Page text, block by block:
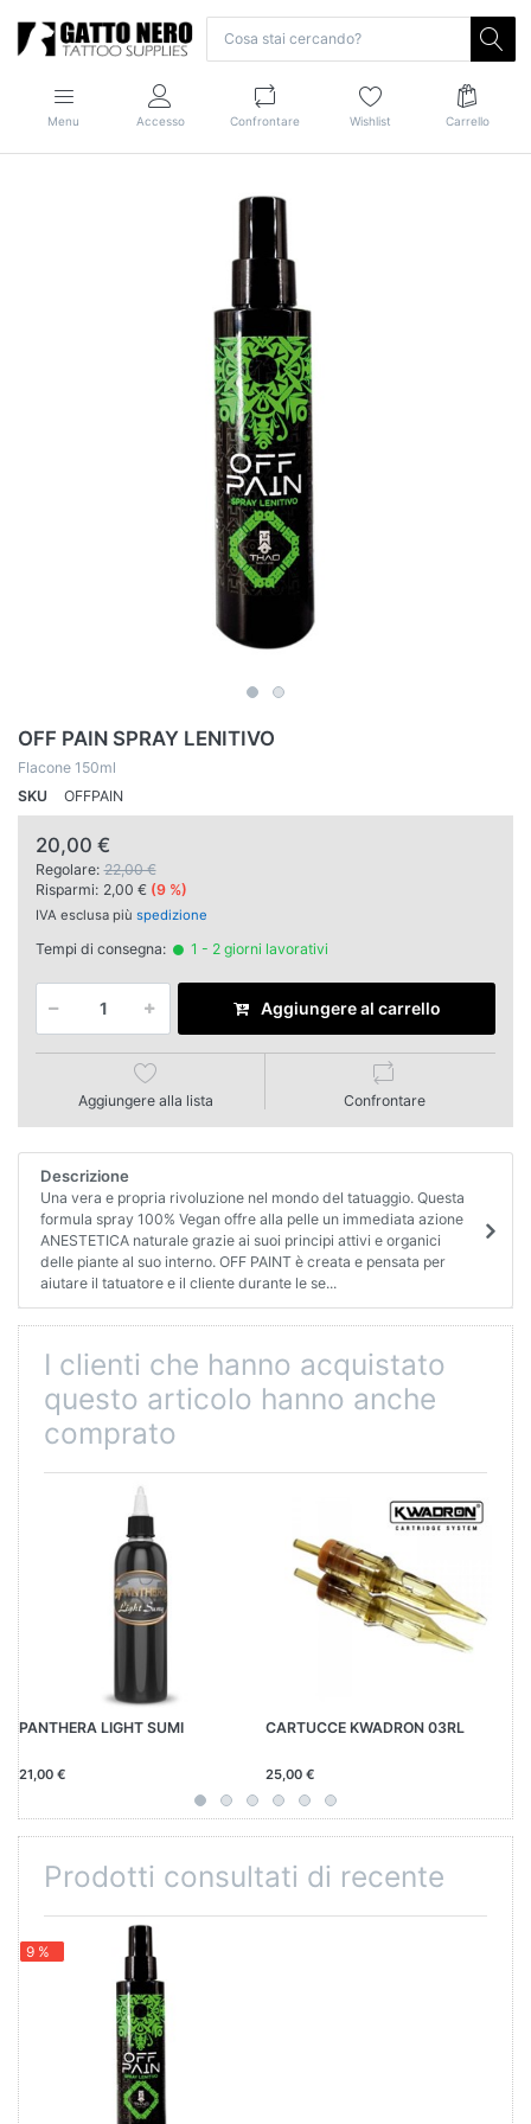
Menu Accesso Confrontare Wishlist Carrello
OFF PAIN SPRAY LENITIVO
Flacone 150ml
SKU
OFFPAIN
20,00 €
Regolare: 22,00 €
Risparmi: 2,00 € (9 %)
IVA esclusa più spedizione
Tempi di consegna: 1 - 2 giorni lavorativi
Aggiungere al carrello
Aggiungere alla lista Confrontare
Descrizione
Una vera e propria rivoluzione nel mondo del tatuaggio. Questa
formula spray 100% Vegan offre alla pelle un immediata azione
ANESTETICA naturale grazie ai suoi principi attivi e organici
delle piante al suo interno. OFF PAINT è creata e pensata per
aiutare il tatuatore e il cliente durante le se...
I clienti che hanno acquistato
questo articolo hanno anche
comprato
PANTHERA LIGHT SUMI
21,00 €
CARTUCCE KWADRON 03RL
25,00 €
Prodotti consultati di recente
9 %